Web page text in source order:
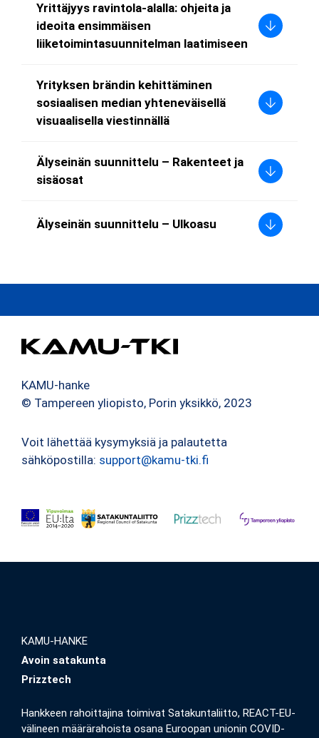
Yrittäjyys ravintola-alalla: ohjeita ja
ideoita ensimmäisen
liiketoimintasuunnitelman laatimiseen
Yrityksen brändin kehittäminen
sosiaalisen median yhteneväisellä
visuaalisella viestinnällä
Älyseinän suunnittelu – Rakenteet ja
sisäosat
Älyseinän suunnittelu – Ulkoasu
KAMU-hanke
© Tampereen yliopisto, Porin yksikkö, 2023
Voit lähettää kysymyksiä ja palautetta
sähköpostilla: support@kamu-tki.fi
KAMU-HANKE
Avoin satakunta
Prizztech
Hankkeen rahoittajina toimivat Satakuntaliitto, REACT-EU-
välineen määrärahoista osana Euroopan unionin COVID-